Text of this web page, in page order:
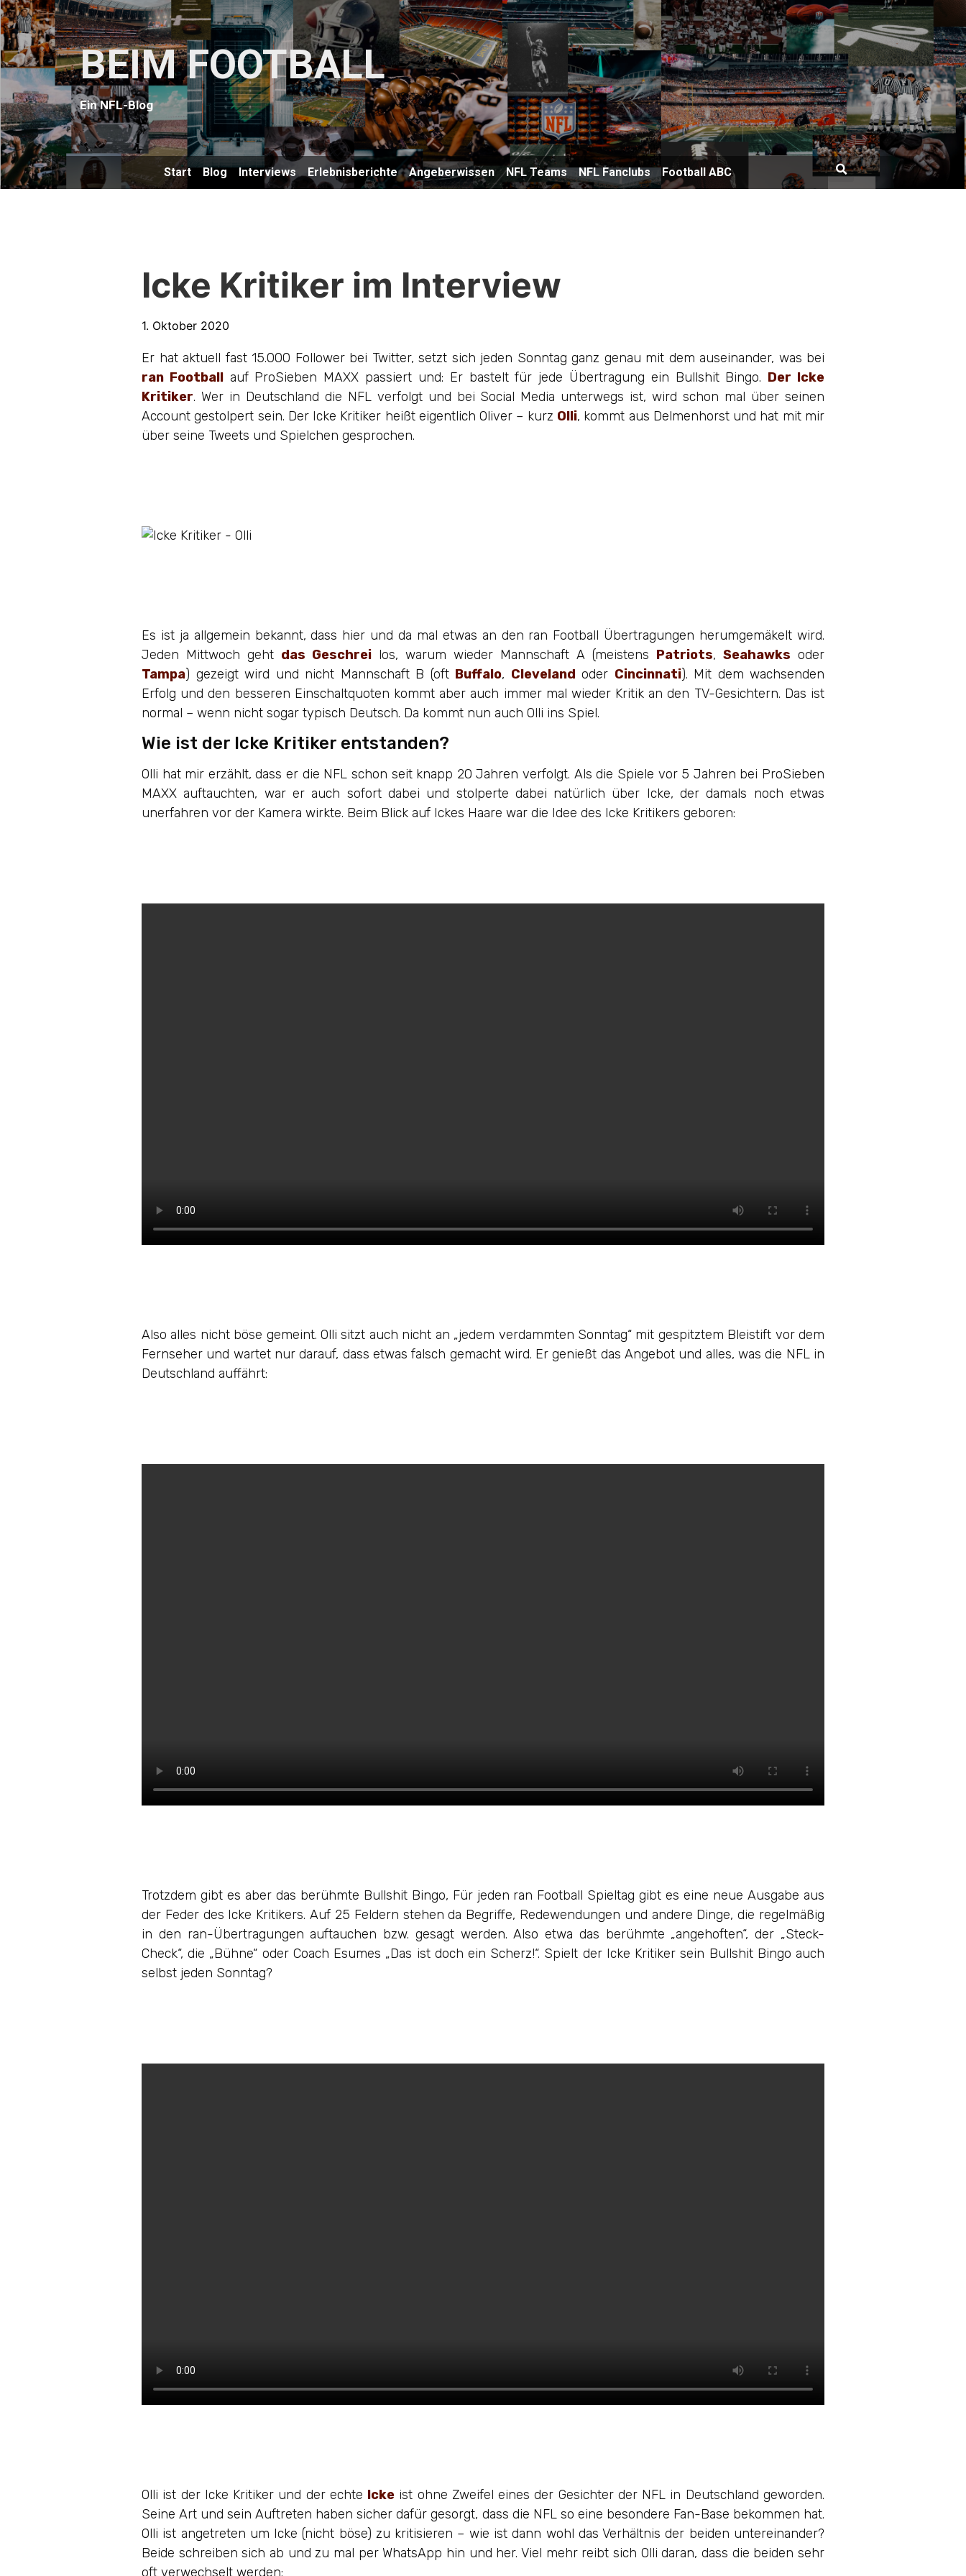
BEIM FOOTBALL
Ein NFL-Blog
Start Blog Interviews Erlebnisberichte Angeberwissen NFL Teams NFL Fanclubs Football ABC
Icke Kritiker im Interview
1. Oktober 2020
Er hat aktuell fast 15.000 Follower bei Twitter, setzt sich jeden Sonntag ganz genau mit dem auseinander, was bei
ran Footballauf ProSieben MAXX passiert und: Er bastelt für jede Übertragung ein Bullshit Bingo. Der Icke
Kritiker. Wer in Deutschland die NFL verfolgt und bei Social Media unterwegs ist, wird schon mal über seinen
Account gestolpert sein. Der Icke Kritiker heißt eigentlich Oliver – kurz Olli, kommt aus Delmenhorst und hat mit mir
über seine Tweets und Spielchen gesprochen.
Es ist ja allgemein bekannt, dass hier und da mal etwas an den ran Football Übertragungen herumgemäkelt wird.
Jeden Mittwoch geht das Geschrei los, warum wieder Mannschaft A (meistens Patriots, Seahawks oder
Tampa) gezeigt wird und nicht Mannschaft B (oft Buffalo, Cleveland oder Cincinnati). Mit dem wachsenden
Erfolg und den besseren Einschaltquoten kommt aber auch immer mal wieder Kritik an den TV-Gesichtern. Das ist
normal – wenn nicht sogar typisch Deutsch. Da kommt nun auch Olli ins Spiel.
Wie ist der Icke Kritiker entstanden?
Olli hat mir erzählt, dass er die NFL schon seit knapp 20 Jahren verfolgt. Als die Spiele vor 5 Jahren bei ProSieben
MAXX auftauchten, war er auch sofort dabei und stolperte dabei natürlich über Icke, der damals noch etwas
unerfahren vor der Kamera wirkte. Beim Blick auf Ickes Haare war die Idee des Icke Kritikers geboren:
Also alles nicht böse gemeint. Olli sitzt auch nicht an „jedem verdammten Sonntag“ mit gespitztem Bleistift vor dem
Fernseher und wartet nur darauf, dass etwas falsch gemacht wird. Er genießt das Angebot und alles, was die NFL in
Deutschland auffährt:
Trotzdem gibt es aber das berühmte Bullshit Bingo, Für jeden ran Football Spieltag gibt es eine neue Ausgabe aus
der Feder des Icke Kritikers. Auf 25 Feldern stehen da Begriffe, Redewendungen und andere Dinge, die regelmäßig
in den ran-Übertragungen auftauchen bzw. gesagt werden. Also etwa das berühmte „angehoften“, der „Steck-
Check“, die „Bühne“ oder Coach Esumes „Das ist doch ein Scherz!“. Spielt der Icke Kritiker sein Bullshit Bingo auch
selbst jeden Sonntag?
Olli ist der Icke Kritiker und der echte Icke ist ohne Zweifel eines der Gesichter der NFL in Deutschland geworden.
Seine Art und sein Auftreten haben sicher dafür gesorgt, dass die NFL so eine besondere Fan-Base bekommen hat.
Olli ist angetreten um Icke (nicht böse) zu kritisieren – wie ist dann wohl das Verhältnis der beiden untereinander?
Beide schreiben sich ab und zu mal per WhatsApp hin und her. Viel mehr reibt sich Olli daran, dass die beiden sehr
oft verwechselt werden: